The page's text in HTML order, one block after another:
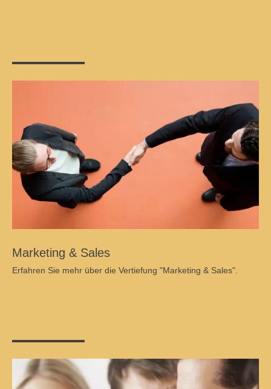
Marketing & Sales
Erfahren Sie mehr über die Vertiefung "Marketing & Sales".